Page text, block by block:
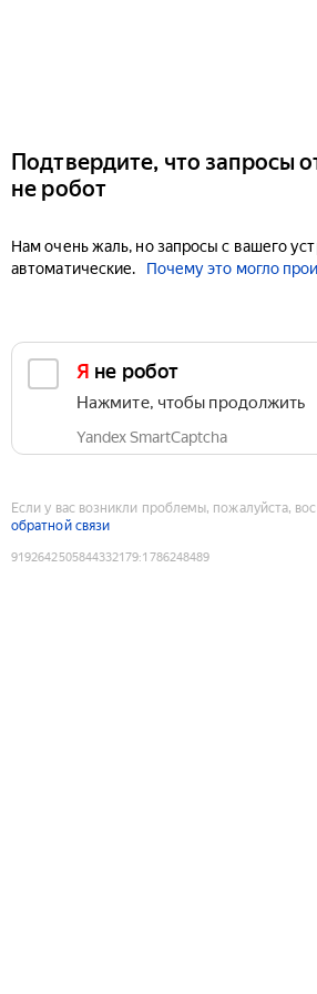
Подтвердите, что запросы
не робот
Нам очень жаль, но запросы с вашего
автоматические.
Почему это могло
Я не робот
Нажмите, чтобы продолжить
Yandex SmartCaptcha
Если у вас возникли проблемы, пожалуйста,
обратной связи
9192642505844332179:1786248489